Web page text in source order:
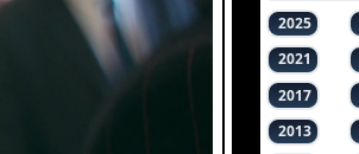
2025
2021
2017
2013